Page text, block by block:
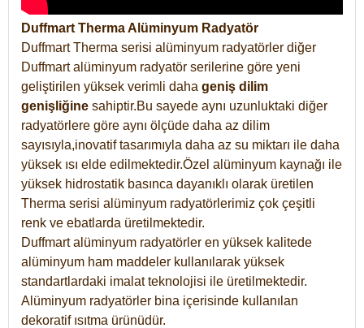
Duffmart Therma Alüminyum Radyatör
Duffmart Therma serisi alüminyum radyatörler diğer
Duffmart alüminyum radyatör serilerine göre yeni
geliştirilen yüksek verimli daha geniş dilim
genişliğine sahiptir.Bu sayede aynı uzunluktaki diğer
radyatörlere göre aynı ölçüde daha az dilim
sayısıyla,inovatif tasarımıyla daha az su miktarı ile daha
yüksek ısı elde edilmektedir.Özel alüminyum kaynağı ile
yüksek hidrostatik basınca dayanıklı olarak üretilen
Therma serisi alüminyum radyatörlerimiz çok çeşitli
renk ve ebatlarda üretilmektedir.
Duffmart alüminyum radyatörler en yüksek kalitede
alüminyum ham maddeler kullanılarak yüksek
standartlardaki imalat teknolojisi ile üretilmektedir.
Alüminyum radyatörler bina içerisinde kullanılan
dekoratif ısıtma ürünüdür.